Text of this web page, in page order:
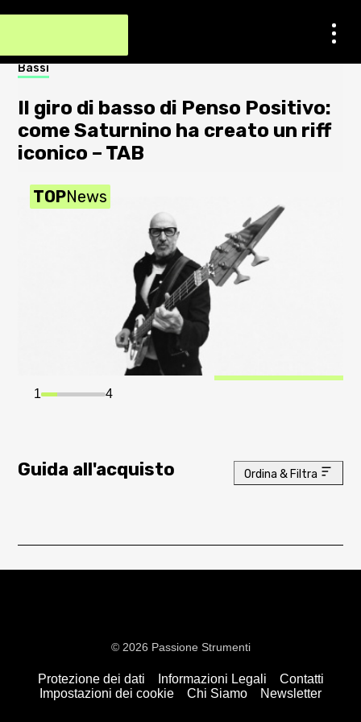
Impostazioni dei cookie
Chi Siamo
Newsletter
Bassi
Il giro di basso di Penso Positivo:
come Saturnino ha creato un riff
iconico – TAB
TOPNews
1 4
Guida all'acquisto Ordina & Filtra
Protezione dei dati Informazioni Legali
Contatti
Impostazioni dei cookie
Chi Siamo Newsletter
© 2026 Passione Strumenti